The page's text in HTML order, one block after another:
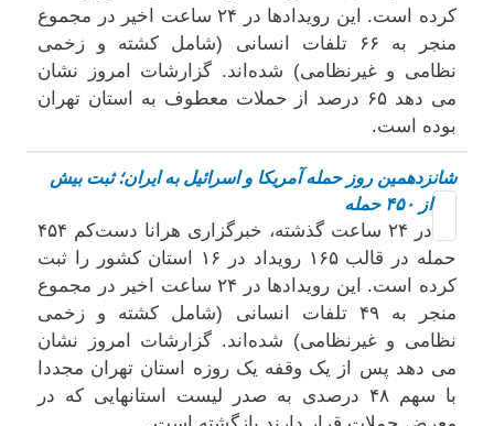
کرده است. این رویدادها در ۲۴ ساعت اخیر در مجموع
منجر به ۶۶ تلفات انسانی (شامل کشته و زخمی
نظامی و غیرنظامی) شده‌اند. گزارشات امروز نشان
می دهد ۶۵ درصد از حملات معطوف به استان تهران
بوده است.
شانزدهمین روز حمله آمریکا و اسرائیل به ایران؛ ثبت بیش
در ۲۴ ساعت گذشته، خبرگزاری هرانا دست‌کم ۴۵۴
حمله در قالب ۱۶۵ رویداد در ۱۶ استان کشور را ثبت
کرده است. این رویدادها در ۲۴ ساعت اخیر در مجموع
منجر به ۴۹ تلفات انسانی (شامل کشته و زخمی
نظامی و غیرنظامی) شده‌اند. گزارشات امروز نشان
می دهد پس از یک وقفه یک روزه استان تهران مجددا
با سهم ۴۸ درصدی به صدر لیست استانهایی که در